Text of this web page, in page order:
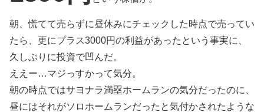
朝、慌てて売らずに昼休みにチェックした時点で売ってい
たら、更にプラス3000円の利益があったという事実に、
久しぶりに投資で凹んだ。
ええー…マジっすかって気分。
朝の時点ではサヨナラ満塁ホームランの気分だったのに、
昼にはそれがソロホームランだったと気付かされたような